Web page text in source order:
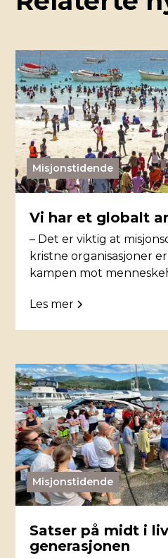
Misjonstidende
Vi har et globalt
– Det er viktig at
kristne organisasjoner
kampen mot
Les mer
Misjonstidende
Satser på midt i
generasjonen